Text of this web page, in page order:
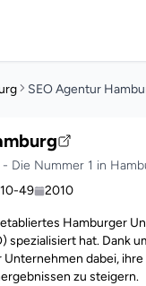
SEO Agentur
Die Nummer 1 in
10-49 2010
Hamburger
spezialisiert hat. Dank
dabei,
zu steigern.